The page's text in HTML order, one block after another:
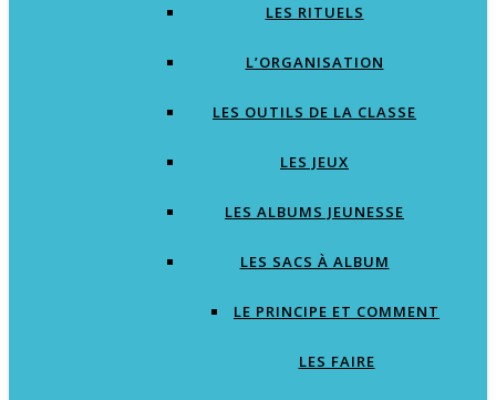
LES RITUELS
L’ORGANISATION
LES OUTILS DE LA CLASSE
LES JEUX
LES ALBUMS JEUNESSE
LES SACS À ALBUM
LE PRINCIPE ET COMMENT
LES FAIRE